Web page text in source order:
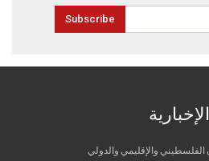
Subscribe
والإقليمي والدولي